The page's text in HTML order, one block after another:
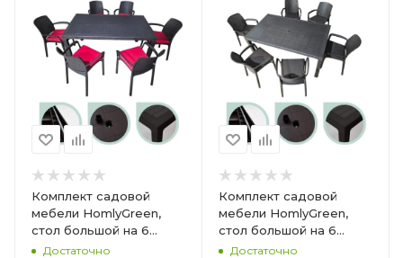
Комплект садовой
мебели HomlyGreen,
стол большой на 6
персон 153х79х70, 6
Достаточно
Комплект садовой
мебели HomlyGreen,
стол большой на 6
персон 153х79х70, 6
Достаточно